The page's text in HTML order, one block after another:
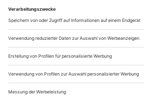
Apropos... Neuland
Als Intendant gelang es Peter Carp, das
2008 an in die Bundesliga der
wurde Herbert Fritschs Inszenierung
Puppenheim» zum Berliner
leitet Carp mit dem Freiburger Theater
wendet sich inzwischen, wie Fritsch,
Ist es Liebe?